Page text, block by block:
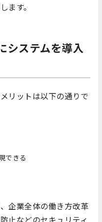
ます。
システムを導入
リットは以下の通りで
できる
企業全体の働き方改革